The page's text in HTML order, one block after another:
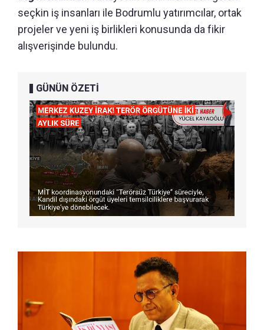
seçkin iş insanları ile Bodrumlu yatırımcılar, ortak
projeler ve yeni iş birlikleri konusunda da fikir
alışverişinde bulundu.
GÜNÜN ÖZETİ